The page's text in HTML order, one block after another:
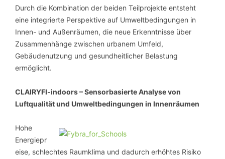
Durch die Kombination der beiden Teilprojekte entsteht
eine integrierte Perspektive auf Umweltbedingungen in
Innen- und Außenräumen, die neue Erkenntnisse über
Zusammenhänge zwischen urbanem Umfeld,
Gebäudenutzung und gesundheitlicher Belastung
ermöglicht.
CLAIRYFI-indoors – Sensorbasierte Analyse von
Luftqualität und Umweltbedingungen in Innenräumen
Hohe
Energiepr
eise, schlechtes Raumklima und dadurch erhöhtes Risiko